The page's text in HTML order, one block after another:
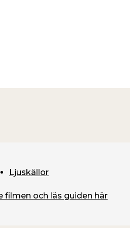
Ljuskällor
filmen och läs guiden här